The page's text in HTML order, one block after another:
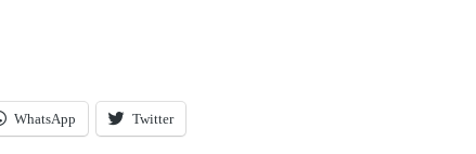
WhatsApp Twitter